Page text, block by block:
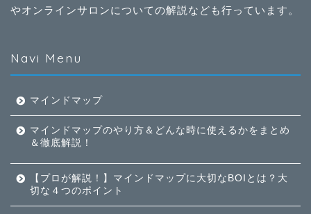
やオンラインサロンについての解説なども行っています。
Navi Menu
マインドマップ
マインドマップのやり方＆どんな時に使えるかをまとめ
＆徹底解説！
【プロが解説！】マインドマップに大切なBOIとは？大
切な４つのポイント